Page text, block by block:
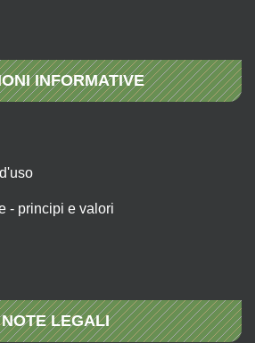
INFORMATIVE
- principi e valori
NOTE LEGALI